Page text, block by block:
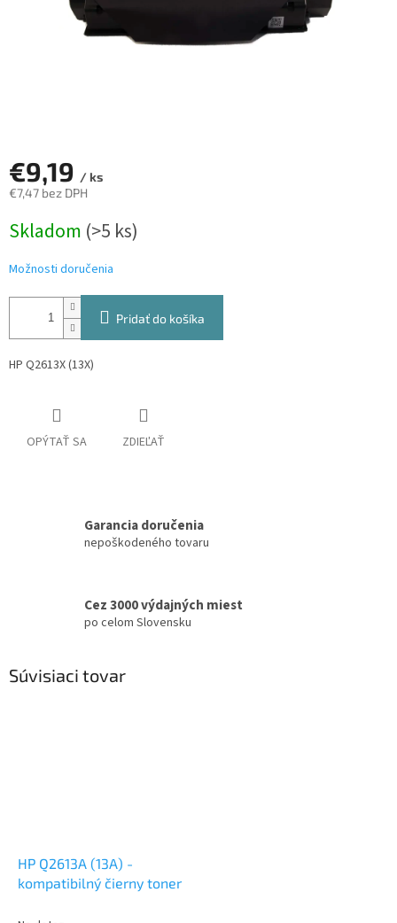
€9,19 / ks
€7,47 bez DPH
cena:
Skladom (>5 ks)
Možnosti doručenia
Pridať do košíka
HP Q2613X (13X)
OPÝTAŤ SA ZDIEĽAŤ
Garancia doručenia
nepoškodeného tovaru
Cez 3000 výdajných miest
po celom Slovensku
Súvisiaci tovar
HP Q2613A (13A) -
kompatibilný čierny toner